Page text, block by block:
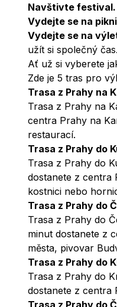
Navštivte festival.
Vydejte se na
Vydejte se na
užít si společný čas.
Ať už si vyberete
Zde je 5 tras pro
Trasa z Prahy na
Trasa z Prahy na
centra Prahy na
restaurací.
Trasa z Prahy do
Trasa z Prahy do
dostanete z centra
kostnici nebo
Trasa z Prahy do
Trasa z Prahy do
minut dostanete z
města, pivovar
Trasa z Prahy do
Trasa z Prahy do
dostanete z centra
Trasa z Prahy do